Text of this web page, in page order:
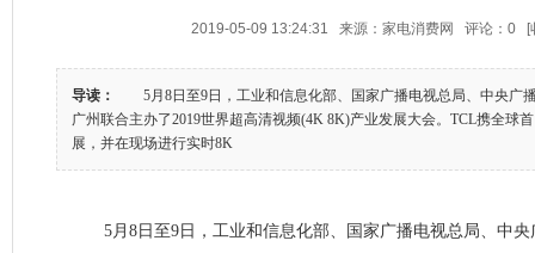
2019-05-09 13:24:31 来源：家电消费网 评论： 0 [
导读：
5月8日至9日，工业和信息化部、国家广播电视总局、中央广
广州联合主办了2019世界超高清视频(4K 8K)产业发展大会。TCL携全球
展，并在现场进行实时8K
5月8日至9日，工业和信息化部、国家广播电视总局、中央